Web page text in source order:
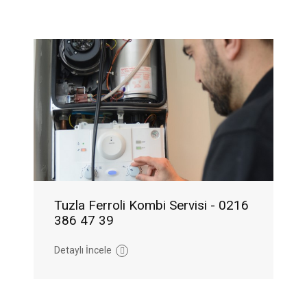
Tuzla Ferroli Kombi Servisi - 0216
386 47 39
Detaylı İncele